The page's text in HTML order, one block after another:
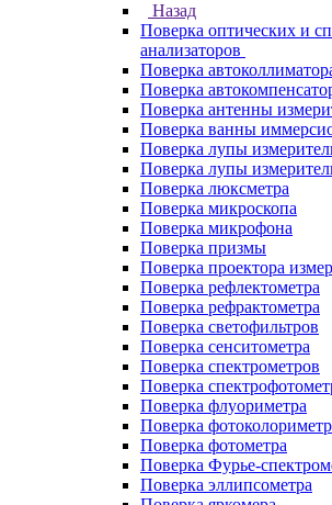
Назад
Поверка оптических и
анализаторов
Поверка
Поверка
Поверка антенны
Поверка ванны
Поверка лупы
Поверка лупы
Поверка люксметра
Поверка микроскопа
Поверка микрофона
Поверка призмы
Поверка проектора
Поверка рефлектометра
Поверка рефрактометра
Поверка светофильтров
Поверка сенситометра
Поверка спектрометров
Поверка
Поверка флуориметра
Поверка
Поверка фотометра
Поверка Фурье-
Поверка эллипсометра